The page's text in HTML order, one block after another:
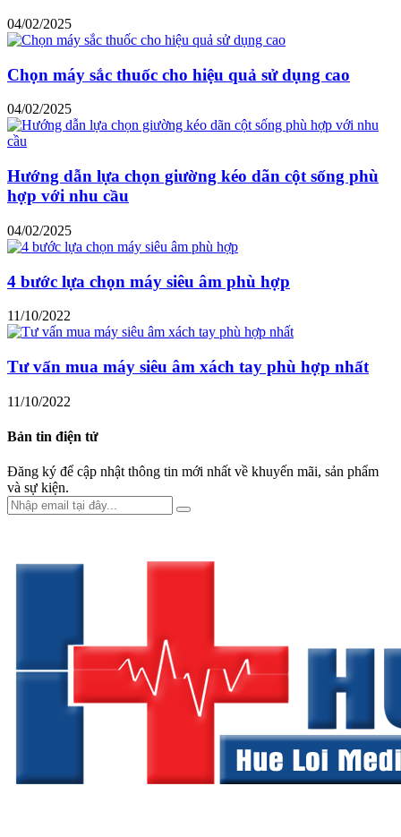
04/02/2025
Chọn máy sắc thuốc cho hiệu quả sử dụng cao
04/02/2025
Hướng dẫn lựa chọn giường kéo dãn cột sống phù
hợp với nhu cầu
04/02/2025
4 bước lựa chọn máy siêu âm phù hợp
11/10/2022
Tư vấn mua máy siêu âm xách tay phù hợp nhất
11/10/2022
Bản tin điện tử
Đăng ký để cập nhật thông tin mới nhất về khuyến mãi, sản phẩm
và sự kiện.